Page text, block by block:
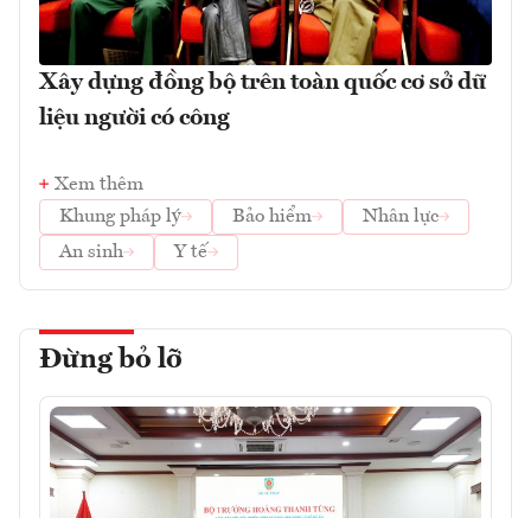
Xây dựng đồng bộ trên toàn quốc cơ sở dữ
liệu người có công
Xem thêm
Khung pháp lý
Bảo hiểm
Nhân lực
An sinh
Y tế
Đừng bỏ lỡ